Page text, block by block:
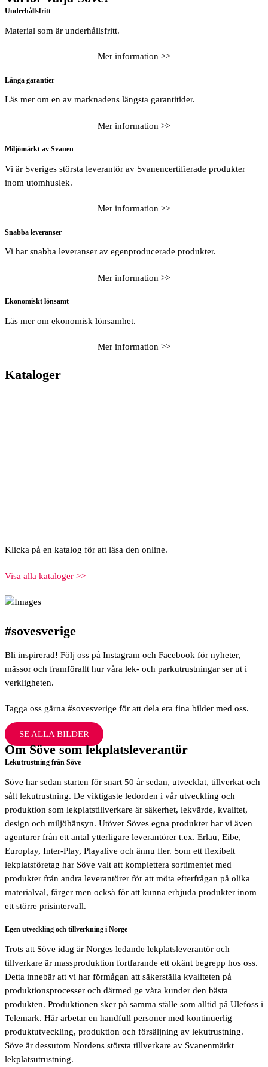
Underhållsfritt
Material som är underhållsfritt.
Mer information >>
Långa garantier
Läs mer om en av marknadens längsta garantitider.
Mer information >>
Miljömärkt av Svanen
Vi är Sveriges största leverantör av Svanencertifierade produkter
inom utomhuslek.
Mer information >>
Snabba leveranser
Vi har snabba leveranser av egenproducerade produkter.
Mer information >>
Ekonomiskt lönsamt
Läs mer om ekonomisk lönsamhet.
Mer information >>
Kataloger
Klicka på en katalog för att läsa den online.
Visa alla kataloger >>
#sovesverige
Bli inspirerad! Följ oss på Instagram och Facebook för nyheter,
mässor och framförallt hur våra lek- och parkutrustningar ser ut i
verkligheten.
Tagga oss gärna #sovesverige för att dela era fina bilder med oss.
SE ALLA BILDER
Om Söve som lekplatsleverantör
Lekutrustning från Söve
Söve har sedan starten för snart 50 år sedan, utvecklat, tillverkat och
sålt lekutrustning. De viktigaste ledorden i vår utveckling och
produktion som lekplatstillverkare är säkerhet, lekvärde, kvalitet,
design och miljöhänsyn. Utöver Söves egna produkter har vi även
agenturer från ett antal ytterligare leverantörer t.ex. Erlau, Eibe,
Europlay, Inter-Play, Playalive och ännu fler. Som ett flexibelt
lekplatsföretag har Söve valt att komplettera sortimentet med
produkter från andra leverantörer för att möta efterfrågan på olika
materialval, färger men också för att kunna erbjuda produkter inom
ett större prisintervall.
Egen utveckling och tillverkning i Norge
Trots att Söve idag är Norges ledande lekplatsleverantör och
tillverkare är massproduktion fortfarande ett okänt begrepp hos oss.
Detta innebär att vi har förmågan att säkerställa kvaliteten på
produktionsprocesser och därmed ge våra kunder den bästa
produkten. Produktionen sker på samma ställe som alltid på Ulefoss i
Telemark. Här arbetar en handfull personer med kontinuerlig
produktutveckling, produktion och försäljning av lekutrustning.
Söve är dessutom Nordens största tillverkare av Svanenmärkt
lekplatsutrustning.